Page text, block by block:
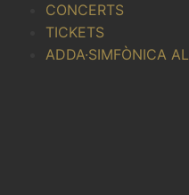
CONCERTS
TICKETS
ADDA·SIMFÒNICA